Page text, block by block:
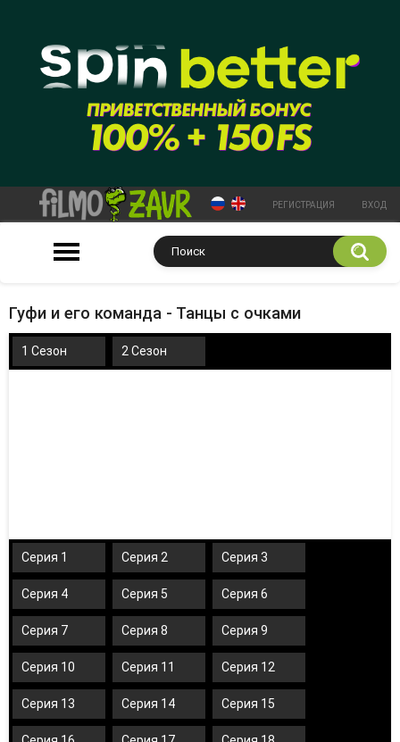
РЕГИСТРАЦИЯ ВХОД
Гуфи и его команда - Танцы с очками
1 Сезон 2 Сезон
Серия 1 Серия 2 Серия 3
Серия 4 Серия 5 Серия 6
Серия 7 Серия 8 Серия 9
Серия 10 Серия 11 Серия 12
Серия 13 Серия 14 Серия 15